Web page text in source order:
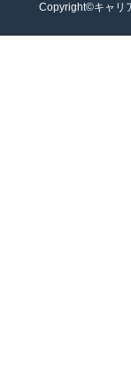
Copyright©キャリ